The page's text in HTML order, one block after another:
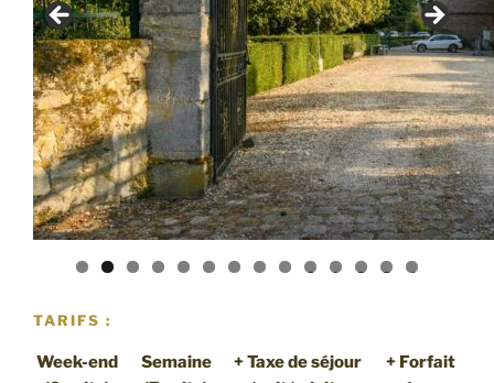
0 1 2 3 4
TARIFS :
Week-end
Semaine
+ Taxe de séjour
+ Forfait